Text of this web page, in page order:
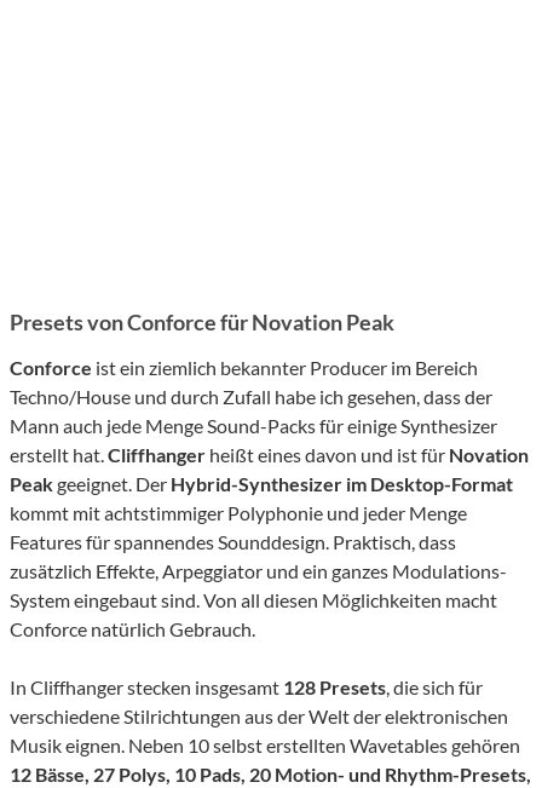
Presets von Conforce für Novation Peak
Conforce ist ein ziemlich bekannter Producer im Bereich
Techno/House und durch Zufall habe ich gesehen, dass der
Mann auch jede Menge Sound-Packs für einige Synthesizer
erstellt hat.Cliffhanger heißt eines davon und ist für Novation
Peakgeeignet. Der Hybrid-Synthesizer im Desktop-Format
kommt mit achtstimmiger Polyphonie und jeder Menge
Features für spannendes Sounddesign. Praktisch, dass
zusätzlich Effekte, Arpeggiator und ein ganzes Modulations-
System eingebaut sind. Von all diesen Möglichkeiten macht
Conforce natürlich Gebrauch.
In Cliffhanger stecken insgesamt 128 Presets, die sich für
verschiedene Stilrichtungen aus der Welt der elektronischen
Musik eignen. Neben 10 selbst erstellten Wavetables gehören
12 Bässe, 27 Polys, 10 Pads, 20 Motion- und Rhythm-Presets,